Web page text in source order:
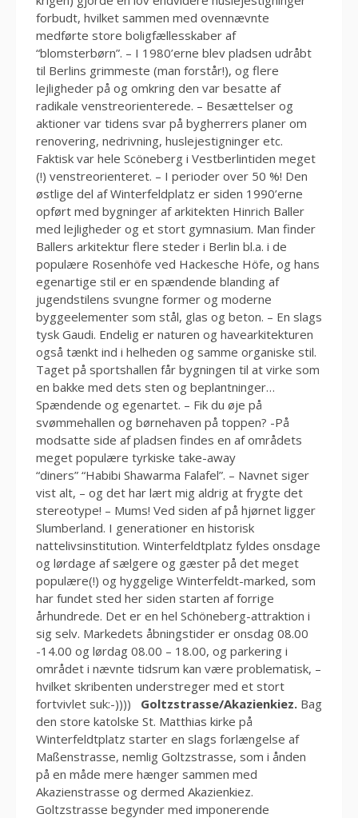
forbudt, hvilket sammen med ovennævnte
medførte store boligfællesskaber af
“blomsterbørn”. – I 1980’erne blev pladsen udråbt
til Berlins grimmeste (man forstår!), og flere
lejligheder på og omkring den var besatte af
radikale venstreorienterede. – Besættelser og
aktioner var tidens svar på bygherrers planer om
renovering, nedrivning, huslejestigninger etc.
Faktisk var hele Scöneberg i Vestberlintiden meget
(!) venstreorienteret. – I perioder over 50 %! Den
østlige del af Winterfeldplatz er siden 1990’erne
opført med bygninger af arkitekten Hinrich Baller
med lejligheder og et stort gymnasium. Man finder
Ballers arkitektur flere steder i Berlin bl.a. i de
populære Rosenhöfe ved Hackesche Höfe, og hans
egenartige stil er en spændende blanding af
jugendstilens svungne former og moderne
byggeelementer som stål, glas og beton. – En slags
tysk Gaudi. Endelig er naturen og havearkitekturen
også tænkt ind i helheden og samme organiske stil.
Taget på sportshallen får bygningen til at virke som
en bakke med dets sten og beplantninger…
Spændende og egenartet. – Fik du øje på
svømmehallen og børnehaven på toppen? -På
modsatte side af pladsen findes en af områdets
meget populære tyrkiske take-away
“diners” “Habibi Shawarma Falafel”. – Navnet siger
vist alt, – og det har lært mig aldrig at frygte det
stereotype! – Mums! Ved siden af på hjørnet ligger
Slumberland. I generationer en historisk
nattelivsinstitution. Winterfeldtplatz fyldes onsdage
og lørdage af sælgere og gæster på det meget
populære(!) og hyggelige Winterfeldt-marked, som
har fundet sted her siden starten af forrige
århundrede. Det er en hel Schöneberg-attraktion i
sig selv. Markedets åbningstider er onsdag 08.00
-14.00 og lørdag 08.00 – 18.00, og parkering i
området i nævnte tidsrum kan være problematisk, –
hvilket skribenten understreger med et stort
fortvivlet suk:-)))) Goltzstrasse/Akazienkiez. Bag
den store katolske St. Matthias kirke på
Winterfeldtplatz starter en slags forlængelse af
Maßenstrasse, nemlig Goltzstrasse, som i ånden
på en måde mere hænger sammen med
Akazienstrasse og dermed Akazienkiez.
Goltzstrasse begynder med imponerende